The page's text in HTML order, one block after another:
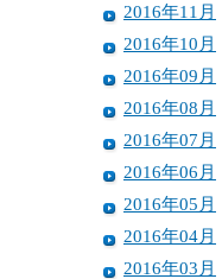
2016年11月
2016年10月
2016年09月
2016年08月
2016年07月
2016年06月
2016年05月
2016年04月
2016年03月